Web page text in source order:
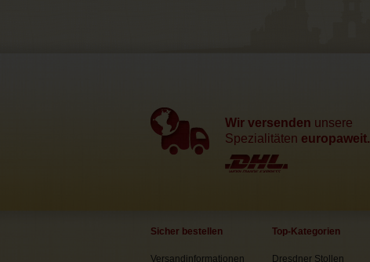
Wir versenden unsere
Spezialitäten europaweit.
Sicher bestellen
Versandinformationen
Top-Kategorien
Dresdner Stollen